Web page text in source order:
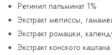
Ретинил пальминат 1%
Экстракт мелиссы,
Экстракт ромашки,
Экстракт конского